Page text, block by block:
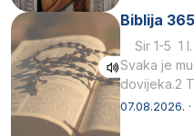
Biblija
Sir 1-5 1 I.
Svaka je
dovijeka.2
07.08.2026. ·